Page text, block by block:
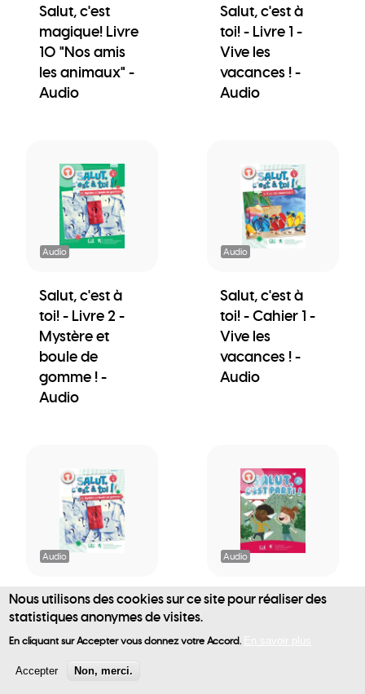
User
account
Salut, c'est
magique! Livre
10 "Nos amis
les animaux" -
Audio
Salut, c'est à
toi! - Livre 1 -
Vive les
vacances ! -
Audio
Audio
Salut, c'est à
toi! - Livre 2 -
Mystère et
boule de
gomme ! -
Audio
Audio
Salut, c'est à
toi! - Cahier 1 -
Vive les
vacances ! -
Audio
Audio
Salut, c'est à
toi! - Cahier 2 -
Mystère et
boule de
gomme ! -
Audio
Salut, c'est parti
l'élève - Audio
Nous utilisons des cookies sur ce site pour réaliser des
statistiques anonymes de visites.
En cliquant sur Accepter vous donnez votre Accord.
Accepter Non, merci.